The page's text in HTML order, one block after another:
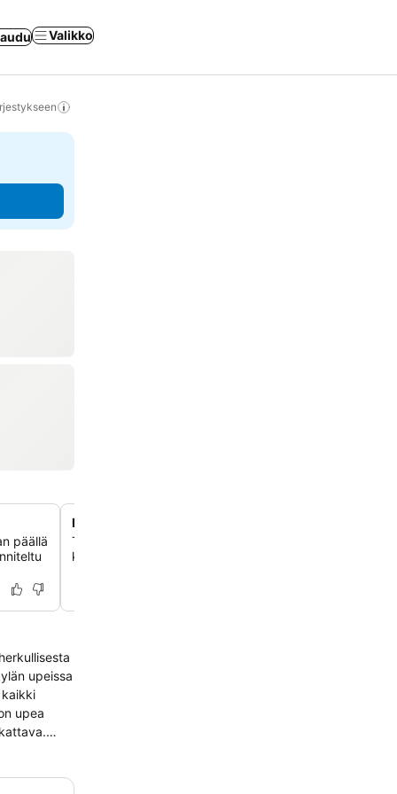
Valikko
päällä
Laajavuoren luonto ja hiihtomahdollisuudet
Tutustu ympäröivään erämaahan. Laajavuoren
kilometrin päässä ja pääset suoraan Laajavuoren
upeissa